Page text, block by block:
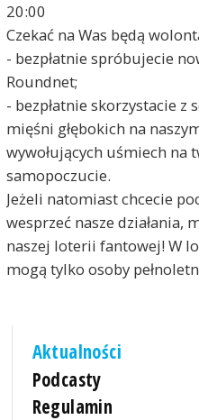
20:00
Czekać na Was będą
- bezpłatnie spróbujecie
Roundnet;
- bezpłatnie skorzystacie z
mięśni głębokich na
wywołujących uśmiech na
samopoczucie.
Jeżeli natomiast chcecie
wesprzeć nasze działania,
naszej loterii fantowej! W
mogą tylko osoby
Aktualności
Podcasty
Regulamin